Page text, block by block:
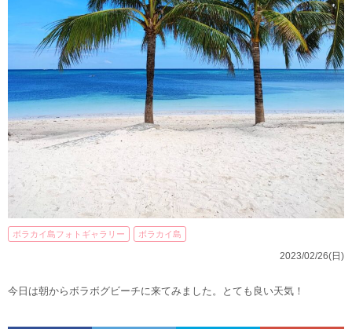
ボラカイ島フォトギャラリー ボラカイ島
2023/02/26(日)
今日は朝からボラボグビーチに来てみました。とても良い天気！